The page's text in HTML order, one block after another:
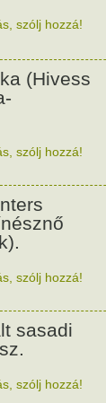
szólj hozzá!
(Hivess
szólj hozzá!
szólj hozzá!
sasadi
szólj hozzá!